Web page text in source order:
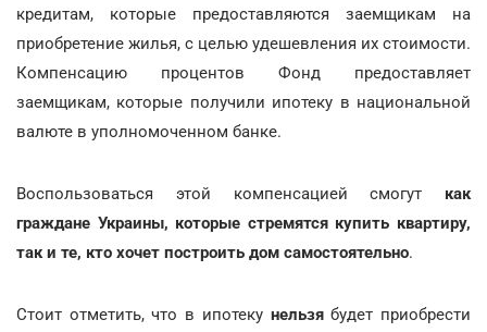
кредитам, которые предоставляются заемщикам на
приобретение жилья, с целью удешевления их стоимости.
Компенсацию процентов Фонд предоставляет
заемщикам, которые получили ипотеку в национальной
валюте в уполномоченном банке.
Воспользоваться этой компенсацией смогут как
граждане Украины, которые стремятся купить квартиру,
так и те, кто хочет построить дом самостоятельно.
Стоит отметить, что в ипотекунельзябудет приобрести